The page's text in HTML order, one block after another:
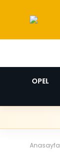
OPEL
Anasayfa